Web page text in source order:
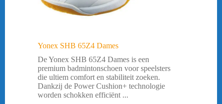
Yonex SHB 65Z4 Dames
De Yonex SHB 65Z4 Dames is een
premium badmintonschoen voor speelsters
die ultiem comfort en stabiliteit zoeken.
Dankzij de Power Cushion+ technologie
worden schokken efficiënt ...